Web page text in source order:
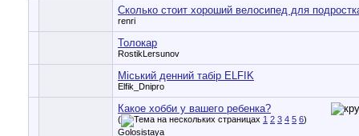
Сколько стоит хороший велосипед для
renri
Толокар
RostikLersunov
Міський денний табір ELFIK
Elfik_Dnipro
Какое хобби у вашего ребенка?
( 1 2 3 4 5 6)
Golosistaya